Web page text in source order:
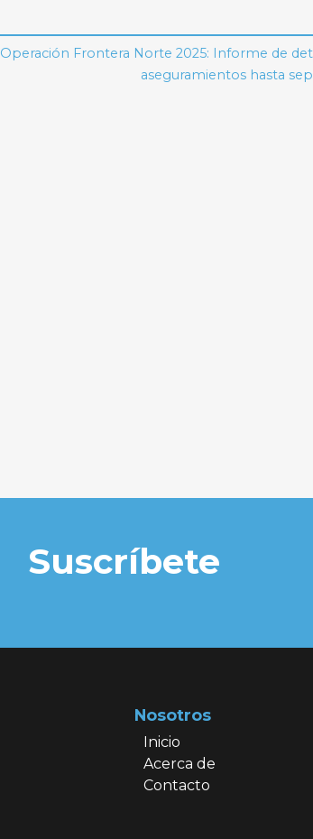
Operación Frontera Norte 2025: Informe de
aseguramientos hasta
Suscríbete
Nosotros
Inicio
Acerca de
Contacto